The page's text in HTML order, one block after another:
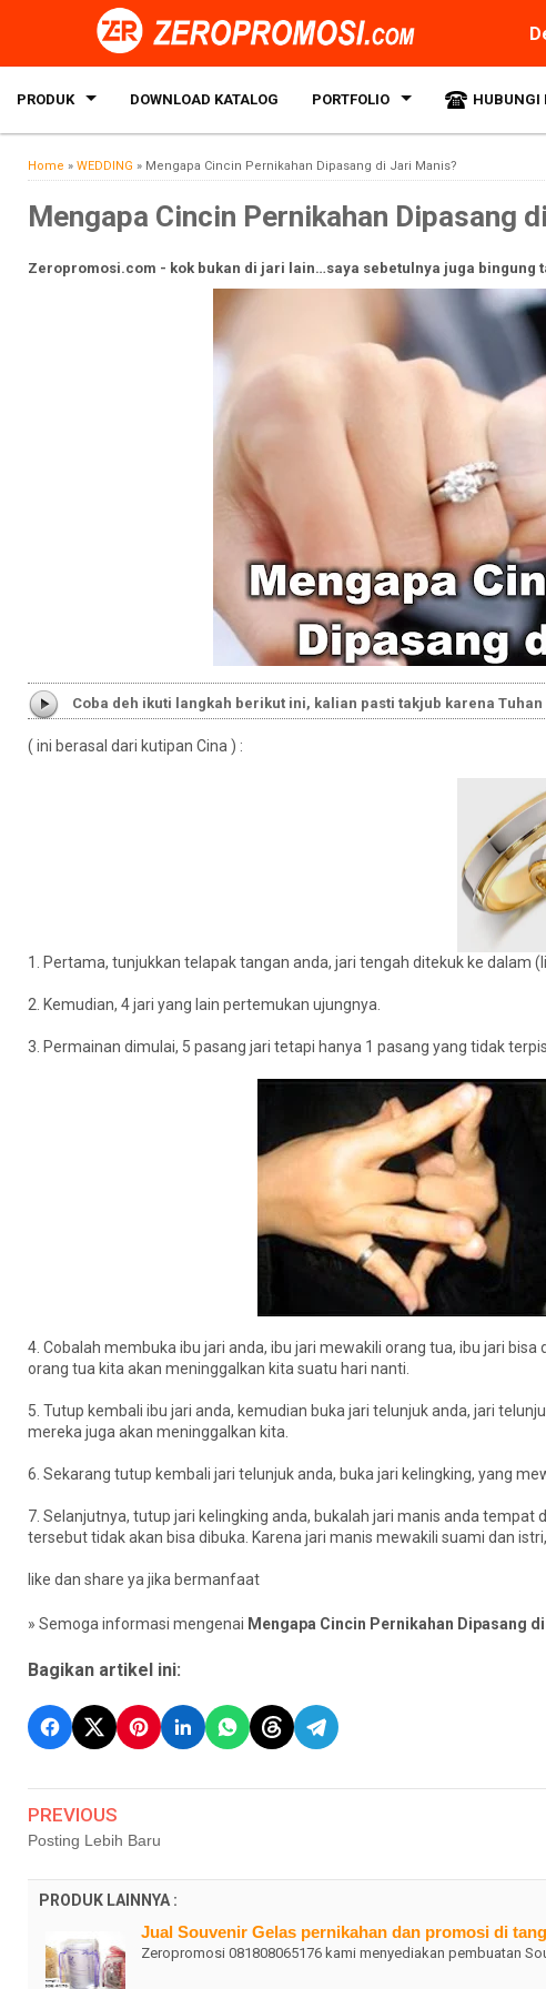
PRODUK DOWNLOAD KATALOG PORTFOLIO HUBUNGI
Home » WEDDING » Mengapa Cincin Pernikahan Dipasang di Jari Manis?
Mengapa Cincin Pernikahan Dipasang
Zeropromosi.com - kok bukan di jari lain…saya sebetulnya juga
Coba deh ikuti langkah berikut ini, kalian pasti takjub karena
( ini berasal dari kutipan Cina ) :
1. Pertama, tunjukkan telapak tangan anda, jari tengah ditekuk ke dalam
2. Kemudian, 4 jari yang lain pertemukan ujungnya.
3. Permainan dimulai, 5 pasang jari tetapi hanya 1 pasang yang tidak
4. Cobalah membuka ibu jari anda, ibu jari mewakili orang tua, ibu jari
orang tua kita akan meninggalkan kita suatu hari nanti.
5. Tutup kembali ibu jari anda, kemudian buka jari telunjuk anda, jari
mereka juga akan meninggalkan kita.
6. Sekarang tutup kembali jari telunjuk anda, buka jari kelingking, yang
7. Selanjutnya, tutup jari kelingking anda, bukalah jari manis anda
tersebut tidak akan bisa dibuka. Karena jari manis mewakili suami dan
like dan share ya jika bermanfaat
» Semoga informasi mengenai Mengapa Cincin Pernikahan Dipasang
Bagikan artikel ini:
PREVIOUS
Posting Lebih Baru
PRODUK LAINNYA :
Jual Souvenir Gelas pernikahan dan promosi di
Zeropromosi 081808065176 kami menyediakan pembuatan